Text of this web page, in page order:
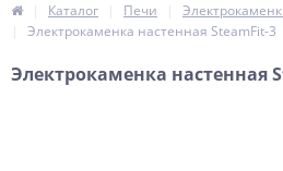
Каталог Печи
Электрокаменка настенная SteamFit-3
Электрокаменка настенная